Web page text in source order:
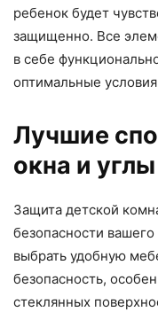
ребенок будет
защищенно. Все
в себе
оптимальные
Лучшие
окна и
Защита детской
безопасности
выбрать удобную
безопасность,
стеклянных